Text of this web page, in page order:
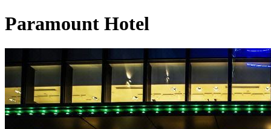
Paramount Hotel